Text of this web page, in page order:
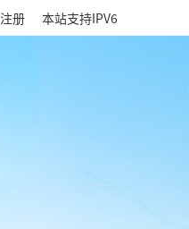
注册 本站支持IPV6